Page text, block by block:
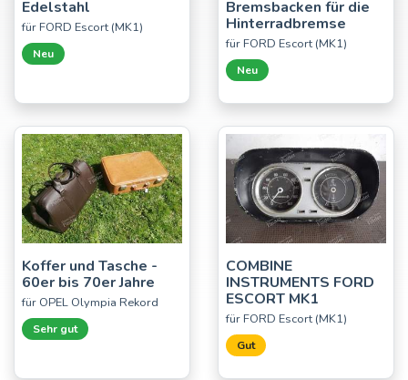
Edelstahl
für FORD Escort (MK1)
Neu
Bremsbacken für die
Hinterradbremse
für FORD Escort (MK1)
Neu
Koffer und Tasche -
60er bis 70er Jahre
für OPEL Olympia Rekord
Sehr gut
COMBINE
INSTRUMENTS FORD
ESCORT MK1
für FORD Escort (MK1)
Gut